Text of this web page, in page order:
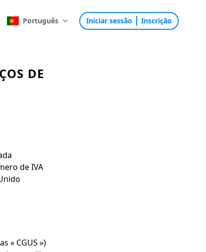
Português Iniciar sessão Inscrição
DE
de IVA
« CGUS »)